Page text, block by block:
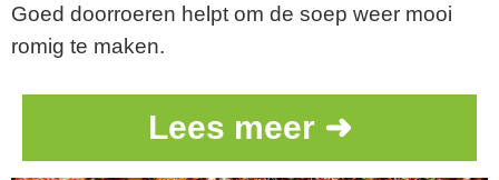
Goed doorroeren helpt om de soep weer mooi
romig te maken.
Lees meer ➜